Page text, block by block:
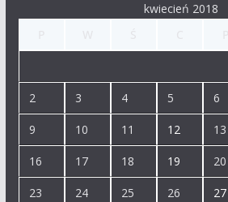
kwiecień 2018
2 3 4 5 6
9 10 11 12 13
16 17 18 19 20
23 24 25 26 27